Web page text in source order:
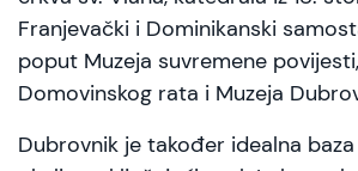
Franjevački i Dominikanski
poput Muzeja suvremene
Domovinskog rata i Muzeja
Dubrovnik je također idealna